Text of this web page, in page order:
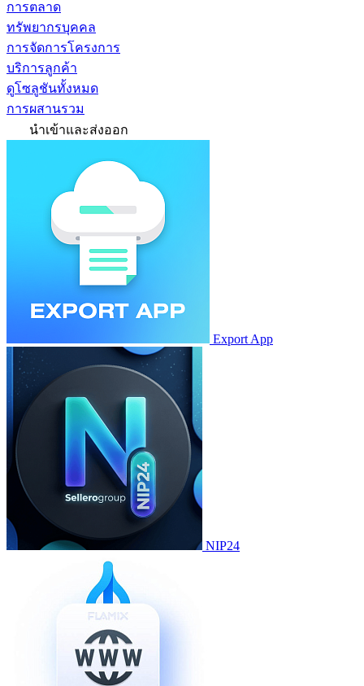
การตลาด
ทรัพยากรบุคคล
การจัดการโครงการ
บริการลูกค้า
ดูโซลูชันทั้งหมด
การผสานรวม
นำเข้าและส่งออก
Export App
NIP24